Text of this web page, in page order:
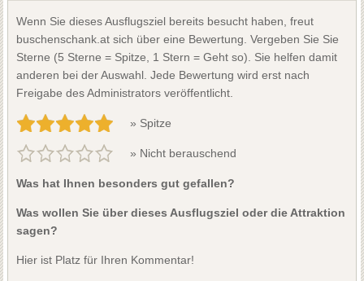
Wenn Sie dieses Ausflugsziel bereits besucht haben, freut
buschenschank.at sich über eine Bewertung. Vergeben Sie Sie
Sterne (5 Sterne = Spitze, 1 Stern = Geht so). Sie helfen damit
anderen bei der Auswahl. Jede Bewertung wird erst nach
Freigabe des Administrators veröffentlicht.
» Spitze
» Nicht berauschend
Was hat Ihnen besonders gut gefallen?
Was wollen Sie über dieses Ausflugsziel oder die Attraktion
sagen?
Hier ist Platz für Ihren Kommentar!